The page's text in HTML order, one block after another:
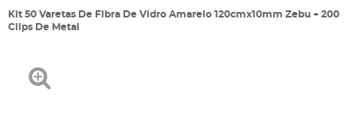
Kit 50 Varetas De Fibra De Vidro Amarelo 120cmx10mm Zebu + 200
Clips De Metal